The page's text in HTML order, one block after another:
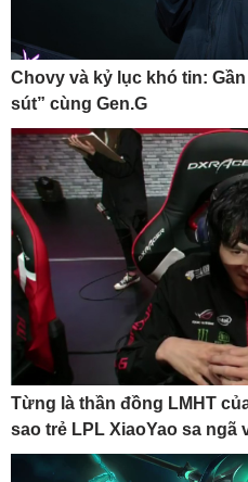
Chovy và kỷ lục khó tin:
sút” cùng Gen.G
Từng là thần đồng LMHT
sao trẻ LPL XiaoYao sa ngã